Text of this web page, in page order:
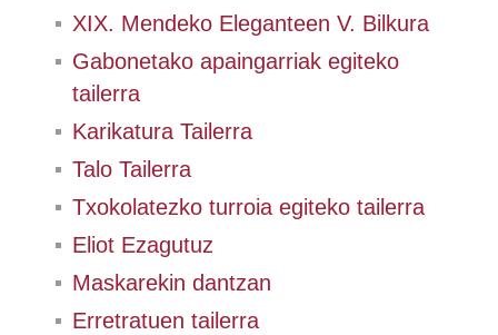
XIX. Mendeko Eleganteen V. Bilkura
Gabonetako apaingarriak egiteko
tailerra
Karikatura Tailerra
Talo Tailerra
Txokolatezko turroia egiteko tailerra
Eliot Ezagutuz
Maskarekin dantzan
Erretratuen tailerra